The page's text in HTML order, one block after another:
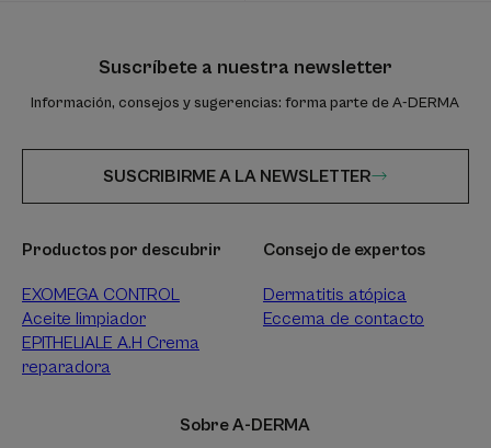
Suscríbete a nuestra newsletter
Información, consejos y sugerencias: forma parte de A-DERMA
SUSCRIBIRME A LA NEWSLETTER
Productos por descubrir
EXOMEGA CONTROL
Aceite limpiador
EPITHELIALE A.H Crema
reparadora
Consejo de expertos
Dermatitis atópica
Eccema de contacto
Sobre A-DERMA